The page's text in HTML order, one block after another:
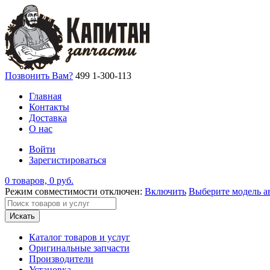
Позвонить Вам? 499 1-300-113
Главная
Контакты
Доставка
О нас
Войти
Зарегистироваться
0 товаров, 0 руб.
Режим совместимости отключен: Включить Выберите модель
Искать
Каталог товаров и услуг
Оригинальные запчасти
Производители